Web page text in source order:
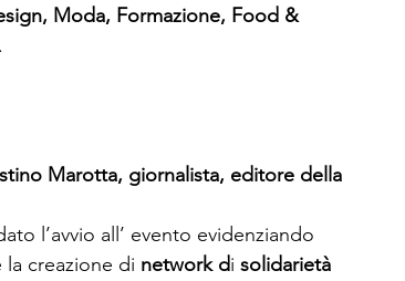
Moda, Formazione, Food &
.
Marotta, giornalista, editore della
l’avvio all’ evento evidenziando
creazione di network di solidarietà